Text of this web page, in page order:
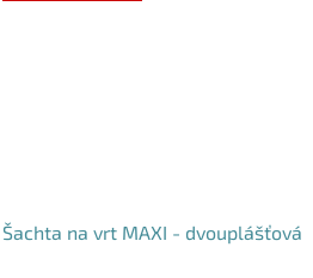
Šachta na vrt MAXI - dvouplášťová